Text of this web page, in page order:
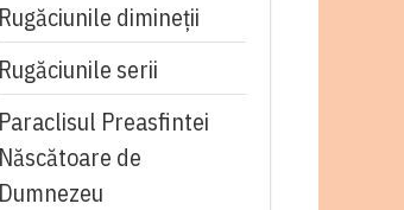
Rugăciunile dimineții
Rugăciunile serii
Paraclisul Preasfintei
Născătoare de
Dumnezeu